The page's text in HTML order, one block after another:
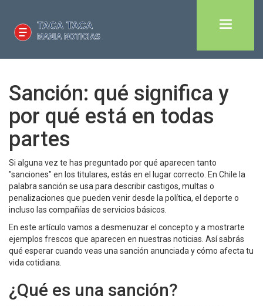
Sanción: qué significa y
por qué está en todas
partes
Si alguna vez te has preguntado por qué aparecen tanto
"sanciones" en los titulares, estás en el lugar correcto. En Chile la
palabra sanción se usa para describir castigos, multas o
penalizaciones que pueden venir desde la política, el deporte o
incluso las compañías de servicios básicos.
En este artículo vamos a desmenuzar el concepto y a mostrarte
ejemplos frescos que aparecen en nuestras noticias. Así sabrás
qué esperar cuando veas una sanción anunciada y cómo afecta tu
vida cotidiana.
¿Qué es una sanción?